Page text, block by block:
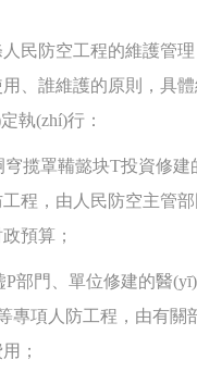
防空工程的維護管理，實
、誰維護的原則，具
執(zhí)行：
嗣穹揽罩鞴懿块T投資修
程，由人民防空主管部
算；
部門、單位修建的醫
項人防工程，由有關部
；